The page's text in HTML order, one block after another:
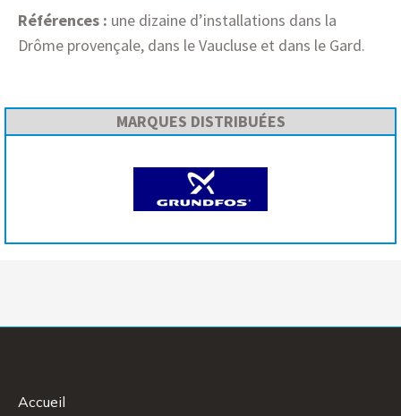
Références : une dizaine d’installations dans la
Drôme provençale, dans le Vaucluse et dans le Gard.
MARQUES DISTRIBUÉES
Accueil